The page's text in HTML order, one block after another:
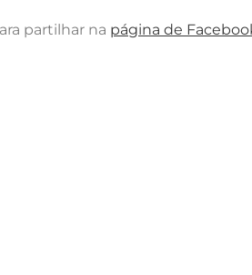
partilhar na página de